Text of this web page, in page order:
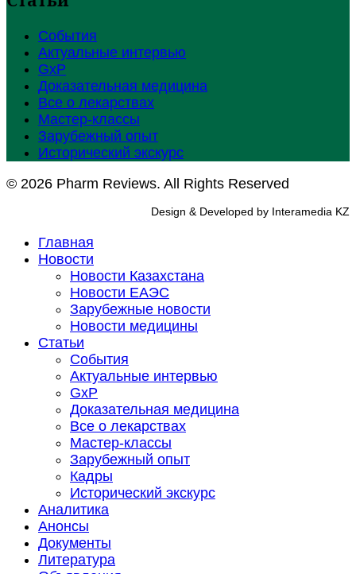
События
Актуальные интервью
GxP
Доказательная медицина
Все о лекарствах
Мастер-классы
Зарубежный опыт
Исторический экскурс
© 2026 Pharm Reviews. All Rights Reserved
Design & Developed by Interamedia KZ
Главная
Новости
Новости Казахстана
Новости ЕАЭС
Зарубежные новости
Новости медицины
Статьи
События
Актуальные интервью
GxP
Доказательная медицина
Все о лекарствах
Мастер-классы
Зарубежный опыт
Кадры
Исторический экскурс
Аналитика
Анонсы
Документы
Литература